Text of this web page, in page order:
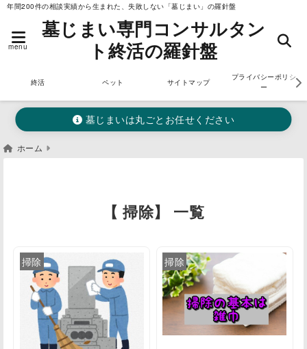
年間200件の相談実績から生まれた、失敗しない「墓じまい」の羅針盤
menu
墓じまい専門コンサルタン
ト終活の羅針盤
終活 ペット サイトマップ
プライバシーポリシ
ー
墓じまいは丸ごとお任せください
ホーム
【 掃除】 一覧
掃除 掃除